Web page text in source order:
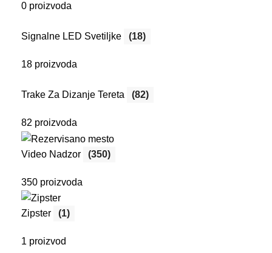
0 proizvoda
Signalne LED Svetiljke (18)
18 proizvoda
Trake Za Dizanje Tereta (82)
82 proizvoda
Video Nadzor (350)
350 proizvoda
Zipster (1)
1 proizvod